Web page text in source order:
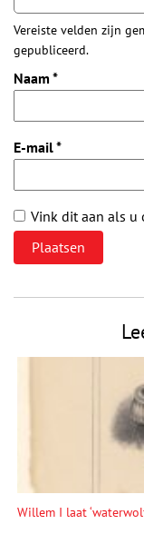
Vereiste velden zijn
gepubliceerd.
Naam *
E-mail*
Vink dit aan als
Willem I laat